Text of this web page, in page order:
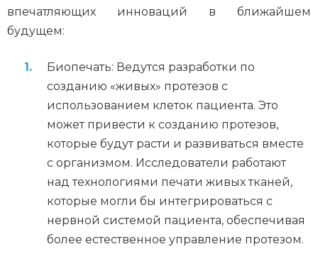
впечатляющих инноваций в ближайшем
будущем:
Биопечать: Ведутся разработки по
созданию «живых» протезов с
использованием клеток пациента. Это
может привести к созданию протезов,
которые будут расти и развиваться вместе
с организмом. Исследователи работают
над технологиями печати живых тканей,
которые могли бы интегрироваться с
нервной системой пациента, обеспечивая
более естественное управление протезом.